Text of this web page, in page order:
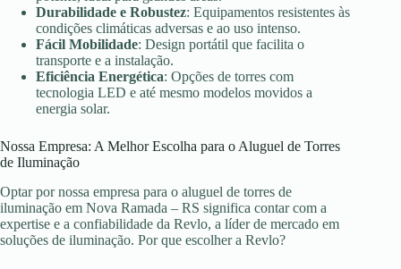
Durabilidade e Robustez: Equipamentos resistentes às
condições climáticas adversas e ao uso intenso.
Fácil Mobilidade: Design portátil que facilita o
transporte e a instalação.
Eficiência Energética: Opções de torres com
tecnologia LED e até mesmo modelos movidos a
energia solar.
Nossa Empresa: A Melhor Escolha para o Aluguel de Torres
de Iluminação
Optar por nossa empresa para o aluguel de torres de
iluminação em Nova Ramada – RS significa contar com a
expertise e a confiabilidade da Revlo, a líder de mercado em
soluções de iluminação. Por que escolher a Revlo?